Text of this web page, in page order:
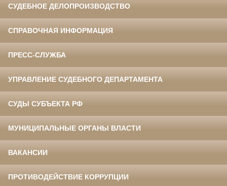
СУДЕБНОЕ ДЕЛОПРОИЗВОДСТВО
СПРАВОЧНАЯ ИНФОРМАЦИЯ
ПРЕСС-СЛУЖБА
УПРАВЛЕНИЕ СУДЕБНОГО ДЕПАРТАМЕНТА
СУДЫ СУБЪЕКТА РФ
МУНИЦИПАЛЬНЫЕ ОРГАНЫ ВЛАСТИ
ВАКАНСИИ
ПРОТИВОДЕЙСТВИЕ КОРРУПЦИИ